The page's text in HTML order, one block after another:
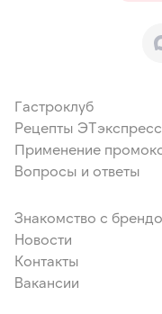
Гастроклуб
Рецепты ЭТэкспресс
Применение
Вопросы и ответы
Знакомство с
Новости
Контакты
Вакансии